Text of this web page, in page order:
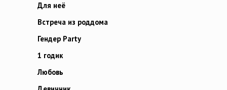
Для неё
Встреча из роддома
Гендер Party
1 годик
Любовь